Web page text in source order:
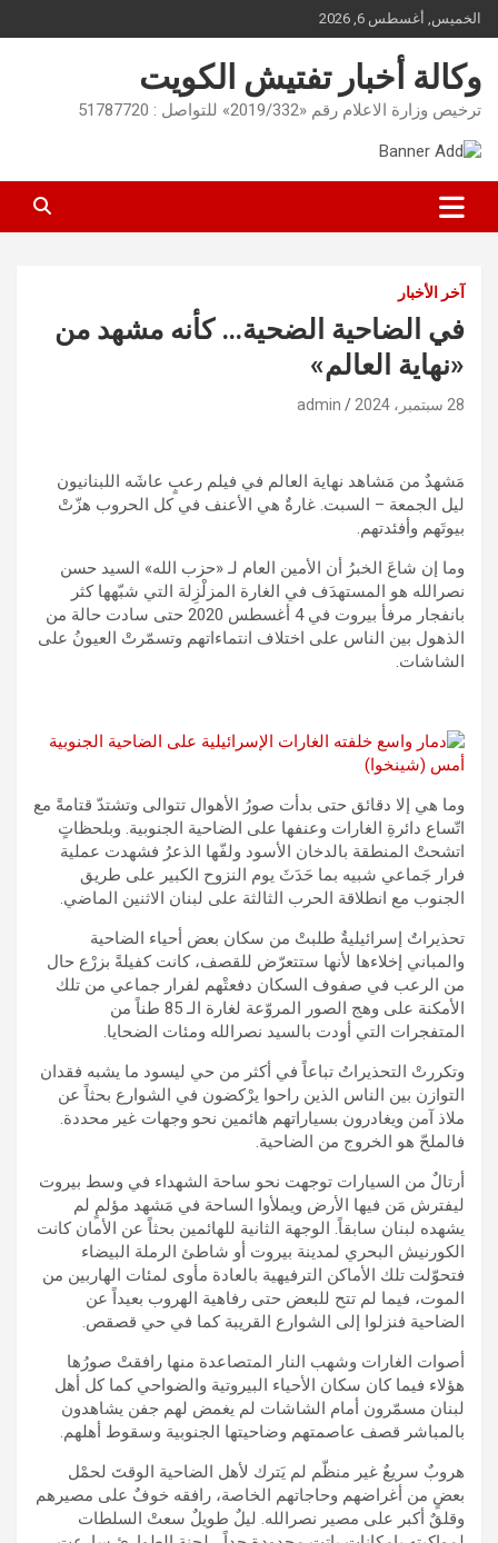
Skip
to
content
الخميس, أغسطس 6, 2026
وكالة أخبار تفتيش الكويت
ترخيص وزارة الاعلام رقم «2019/332» للتواصل : 51787720
آخر الأخبار
في الضاحية الضحية… كأنه مشهد من
«نهاية العالم»
28 سبتمبر، 2024 admin
مَشهدٌ من مَشاهد نهاية العالم في فيلم رعبٍ عاشَه اللبنانيون
ليل الجمعة – السبت. غارةٌ هي الأعنف في كل الحروب هزّتْ
بيوتَهم وأفئدتهم.
وما إن شاعَ الخبرُ أن الأمين العام لـ «حزب الله» السيد حسن
نصرالله هو المستهدَف في الغارة المزلْزِلة التي شبّهها كثر
بانفجار مرفأ بيروت في 4 أغسطس 2020 حتى سادت حالة من
الذهول بين الناس على اختلاف انتماءاتهم وتسمّرتْ العيونُ على
الشاشات.
وما هي إلا دقائق حتى بدأت صورُ الأهوال تتوالى وتشتدّ قتامةً مع
اتّساع دائرةِ الغارات وعنفها على الضاحية الجنوبية. وبلحظاتٍ
اتشحتْ المنطقة بالدخان الأسود ولفّها الذعرُ فشهدت عملية
فرار جَماعي شبيه بما حَدَثَ يوم النزوح الكبير على طريق
الجنوب مع انطلاقة الحرب الثالثة على لبنان الاثنين الماضي.
تحذيراتٌ إسرائيليةٌ طلبتْ من سكان بعض أحياء الضاحية
والمباني إخلاءها لأنها ستتعرّض للقصف، كانت كفيلةً بزرْع حال
من الرعب في صفوف السكان دفعتْهم لفرار جماعي من تلك
الأمكنة على وهج الصور المروّعة لغارة الـ 85 طناً من
المتفجرات التي أودت بالسيد نصرالله ومئات الضحايا.
وتكررتْ التحذيراتُ تباعاً في أكثر من حي ليسود ما يشبه فقدان
التوازن بين الناس الذين راحوا يرْكضون في الشوارع بحثاً عن
ملاذ آمن ويغادرون بسياراتهم هائمين نحو وجهات غير محددة.
فالملحّ هو الخروج من الضاحية.
أرتالٌ من السيارات توجهت نحو ساحة الشهداء في وسط بيروت
ليفترش مَن فيها الأرض ويملأوا الساحة في مَشهد مؤلمٍ لم
يشهده لبنان سابقاً. الوجهة الثانية للهائمين بحثاً عن الأمان كانت
الكورنيش البحري لمدينة بيروت أو شاطئ الرملة البيضاء
فتحوّلت تلك الأماكن الترفيهية بالعادة مأوى لمئات الهاربين من
الموت، فيما لم تتح للبعض حتى رفاهية الهروب بعيداً عن
الضاحية فنزلوا إلى الشوارع القريبة كما في حي قصقص.
أصوات الغارات وشهب النار المتصاعدة منها رافقتْ صورُها
هؤلاء فيما كان سكان الأحياء البيروتية والضواحي كما كل أهل
لبنان مسمّرون أمام الشاشات لم يغمض لهم جفن يشاهدون
بالمباشر قصف عاصمتهم وضاحيتها الجنوبية وسقوط أهلهم.
هروبٌ سريعٌ غير منظّم لم يَترك لأهل الضاحية الوقتَ لحمْل
بعضٍ من أغراضهم وحاجاتهم الخاصة، رافقه خوفٌ على مصيرهم
وقلقٌ أكبر على مصير نصرالله. ليلٌ طويلٌ سعتْ السلطات